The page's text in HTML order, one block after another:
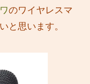
のワイヤレスマ
と思います。